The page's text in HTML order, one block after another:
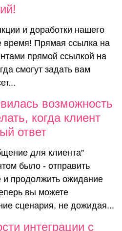
и доработки нашего
время! Прямая ссылка на
прямой ссылкой на
смогут задать вам
-
возможность
когда клиент
ответ
для клиента”
было - отправить
продолжить ожидание
вы можете
сценария, не дожидая...
интеграции с